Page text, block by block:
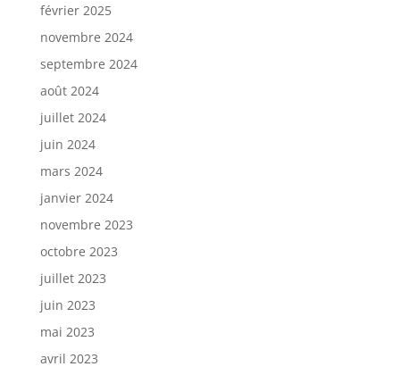
février 2025
novembre 2024
septembre 2024
août 2024
juillet 2024
juin 2024
mars 2024
janvier 2024
novembre 2023
octobre 2023
juillet 2023
juin 2023
mai 2023
avril 2023